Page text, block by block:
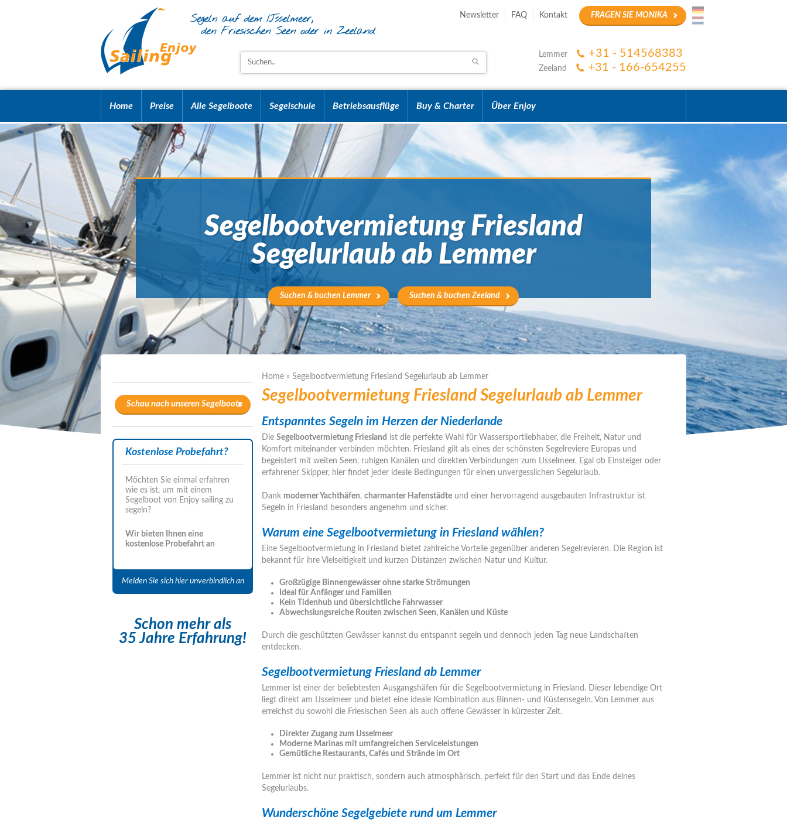
FRAGEN SIE MONIKA
Newsletter FAQ Kontakt
Lemmer +31 - 514568383
Zeeland +31 - 166-654255
Home Preise Alle Segelboote Segelschule Betriebsausflüge Buy & Charter Über Enjoy
Segelbootvermietung Friesland
Segelurlaub ab Lemmer
Suchen & buchen Lemmer Suchen & buchen Zeeland
Home » Segelbootvermietung Friesland Segelurlaub ab Lemmer
Segelbootvermietung Friesland Segelurlaub ab Lemmer
Entspanntes Segeln im Herzen der Niederlande
Die Segelbootvermietung Friesland ist die perfekte Wahl für Wassersportliebhaber, die Freiheit, Natur und
Komfort miteinander verbinden möchten. Friesland gilt als eines der schönsten Segelreviere Europas und
begeistert mit weiten Seen, ruhigen Kanälen und direkten Verbindungen zum IJsselmeer. Egal ob Einsteiger oder
erfahrener Skipper, hier findet jeder ideale Bedingungen für einen unvergesslichen Segelurlaub.
Dank moderner Yachthäfen, charmanter Hafenstädte und einer hervorragend ausgebauten Infrastruktur ist
Segeln in Friesland besonders angenehm und sicher.
Warum eine Segelbootvermietung in Friesland wählen?
Eine Segelbootvermietung in Friesland bietet zahlreiche Vorteile gegenüber anderen Segelrevieren. Die Region ist
bekannt für ihre Vielseitigkeit und kurzen Distanzen zwischen Natur und Kultur.
Großzügige Binnengewässer ohne starke Strömungen
Ideal für Anfänger und Familien
Kein Tidenhub und übersichtliche Fahrwasser
Abwechslungsreiche Routen zwischen Seen, Kanälen und Küste
Durch die geschützten Gewässer kannst du entspannt segeln und dennoch jeden Tag neue Landschaften
entdecken.
Segelbootvermietung Friesland ab Lemmer
Lemmer ist einer der beliebtesten Ausgangshäfen für die Segelbootvermietung in Friesland. Dieser lebendige Ort
liegt direkt am IJsselmeer und bietet eine ideale Kombination aus Binnen- und Küstensegeln. Von Lemmer aus
erreichst du sowohl die Friesischen Seen als auch offene Gewässer in kürzester Zeit.
Direkter Zugang zum IJsselmeer
Moderne Marinas mit umfangreichen Serviceleistungen
Gemütliche Restaurants, Cafés und Strände im Ort
Lemmer ist nicht nur praktisch, sondern auch atmosphärisch, perfekt für den Start und das Ende deines
Segelurlaubs.
Wunderschöne Segelgebiete rund um Lemmer
Schau nach unseren Segelboote
Kostenlose Probefahrt?
Möchten Sie einmal erfahren
wie es ist, um mit einem
Segelboot von Enjoy sailing zu
segeln?
Wir bieten Ihnen eine
kostenlose Probefahrt an
Melden Sie sich hier unverbindlich an
Schon mehr als
35 Jahre Erfahrung!